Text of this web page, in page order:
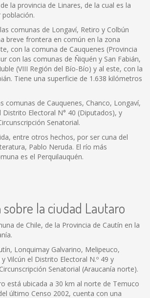
la provincia de Linares, de la cual es la
población.
comunas de Longaví, Retiro y Colbún
breve frontera en común en la zona
con la comuna de Cauquenes (Provincia
con las comunas de Ñiquén y San Fabián,
(VIII Región del Bío-Bío) y al este, con la
Tiene una superficie de 1.638 kilómetros
comunas de Cauquenes, Chanco, Longaví,
Distrito Electoral N° 40 (Diputados), y
Senatorial.
entre otros hechos, por ser cuna del
Pablo Neruda. El río más
es el Perquilauquén.
la ciudad Lautaro
de Chile, de la Provincia de Cautín en la
Lonquimay Galvarino, Melipeuco,
Vilcún el Distrito Electoral N.º 49 y
Senatorial (Araucanía norte).
está ubicada a 30 km al norte de Temuco
último Censo 2002, cuenta con una